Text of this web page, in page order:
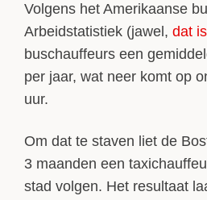
Volgens het Amerikaanse
Arbeidstatistiek (jawel, dat
buschauffeurs een
per jaar, wat neer komt op
uur.
Om dat te staven liet de
3 maanden een
stad volgen. Het resultaat